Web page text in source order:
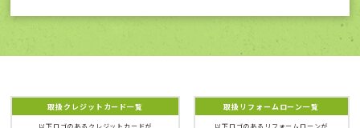
取扱クレジットカード一覧
以下ロゴのあるクレジットカードが
取扱リフォームローン一覧
以下ロゴのあるリフォームローンが